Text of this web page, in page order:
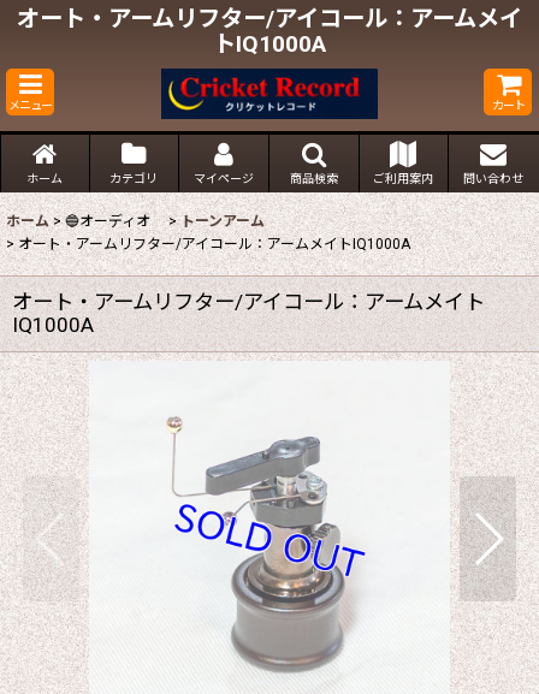
オート・アームリフター/アイコール：アームメイ
トIQ1000A
メニュー カート
ホーム カテゴリ マイページ 商品検索 ご利用案内 問い合わせ
ホーム > 🔵オーディオ > トーンアーム
> オート・アームリフター/アイコール：アームメイトIQ1000A
オート・アームリフター/アイコール：アームメイト
IQ1000A